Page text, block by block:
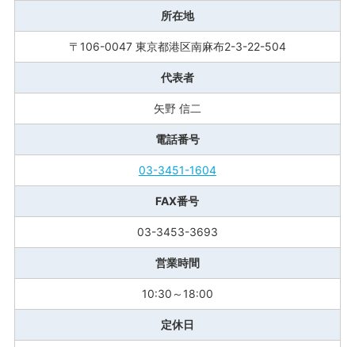
所在地
〒106-0047 東京都港区南麻布2-3-22-504
代表者
矢野 信二
電話番号
03-3451-1604
FAX番号
03-3453-3693
営業時間
10:30～18:00
定休日